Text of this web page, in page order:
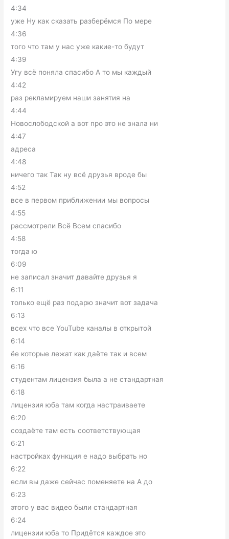
4:34
уже Ну как сказать разберёмся По мере
4:36
того что там у нас уже какие-то будут
4:39
Угу всё поняла спасибо А то мы каждый
4:42
раз рекламируем наши занятия на
4:44
Новослободской а вот про это не знала ни
4:47
адреса
4:48
ничего так Так ну всё друзья вроде бы
4:52
все в первом приближении мы вопросы
4:55
рассмотрели Всё Всем спасибо
4:58
тогда ю
6:09
не записал значит давайте друзья я
6:11
только ещё раз подарю значит вот задача
6:13
всех что все YouTube каналы в открытой
6:14
ёе которые лежат как даёте так и всем
6:16
студентам лицензия была а не стандартная
6:18
лицензия юба там когда настраиваете
6:20
создаёте там есть соответствующая
6:21
настройках функция е надо выбрать но
6:22
если вы даже сейчас поменяете на А до
6:23
этого у вас видео были стандартная
6:24
лицензии юба то Придётся каждое это